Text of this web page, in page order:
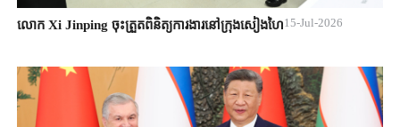
លោក Xi Jinping ចុះត្រួតពិនិត្យការងារនៅក្រុងសៀងហៃ15-Jul-2026